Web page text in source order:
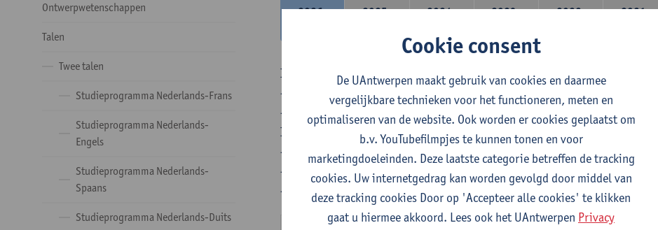
Ontwerpwetenschappen
Talen
Twee talen
Studieprogramma Nederlands-Frans
Studieprogramma Nederlands-
Engels
Studieprogramma Nederlands-
Spaans
Studieprogramma Nederlands-Duits
2026-
2025-
2024-
2023-
2022-
2021-
In de lerarencomponent heb je volgende keuze :
- Optie A : je kiest twee vakdidactieken
- Optie B: je kiest één vakdidactiek en een profilering
In de domeincomponent neem je 60 studiepunten op:
- 1 verplicht algemeen opleidingsonderdeel van 6 studiepunten,
- 24 of 30 studiepunten Frans en telkens minimum 6 studiepunten per
- 24 of 30 studiepunten Engels en telkens minimum 6 studiepunten per
Cookie consent
De UAntwerpen maakt gebruik van cookies en daarmee
vergelijkbare technieken voor het functioneren, meten en
optimaliseren van de website. Ook worden er cookies geplaatst om
b.v. YouTubefilmpjes te kunnen tonen en voor
marketingdoeleinden. Deze laatste categorie betreffen de tracking
cookies. Uw internetgedrag kan worden gevolgd door middel van
deze tracking cookies Door op 'Accepteer alle cookies' te klikken
gaat u hiermee akkoord. Lees ook het UAntwerpen Privacy